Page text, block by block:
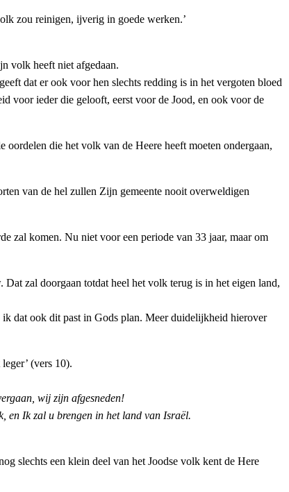
zou reinigen, ijverig in goede werken.’
volk heeft niet afgedaan.
dat er ook voor hen slechts redding is in het vergoten bloed
voor ieder die gelooft, eerst voor de Jood, en ook voor de
die het volk van de Heere heeft moeten ondergaan,
van de hel zullen Zijn gemeente nooit overweldigen
zal komen. Nu niet voor een periode van 33 jaar, maar om
zal doorgaan totdat heel het volk terug is in het eigen land,
dat ook dit past in Gods plan. Meer duidelijkheid hierover
(vers 10).
wij zijn afgesneden!
en Ik zal u brengen in het land van Israël.
slechts een klein deel van het Joodse volk kent de Here